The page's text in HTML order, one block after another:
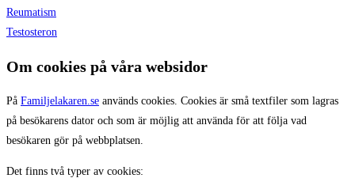
Reumatism
Testosteron
Om cookies på våra websidor
På Familjelakaren.se används cookies. Cookies är små textfiler som lagras
på besökarens dator och som är möjlig att använda för att följa vad
besökaren gör på webbplatsen.
Det finns två typer av cookies: